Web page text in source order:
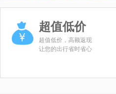
超值低价
超值低价，高额返现
让您的出行省时省心